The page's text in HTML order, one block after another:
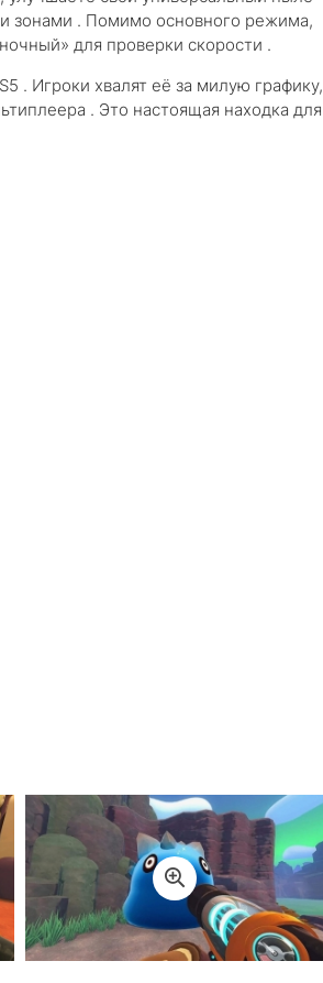
зонами . Помимо основного режима,
для проверки скорости .
. Игроки хвалят её за милую графику,
. Это настоящая находка для